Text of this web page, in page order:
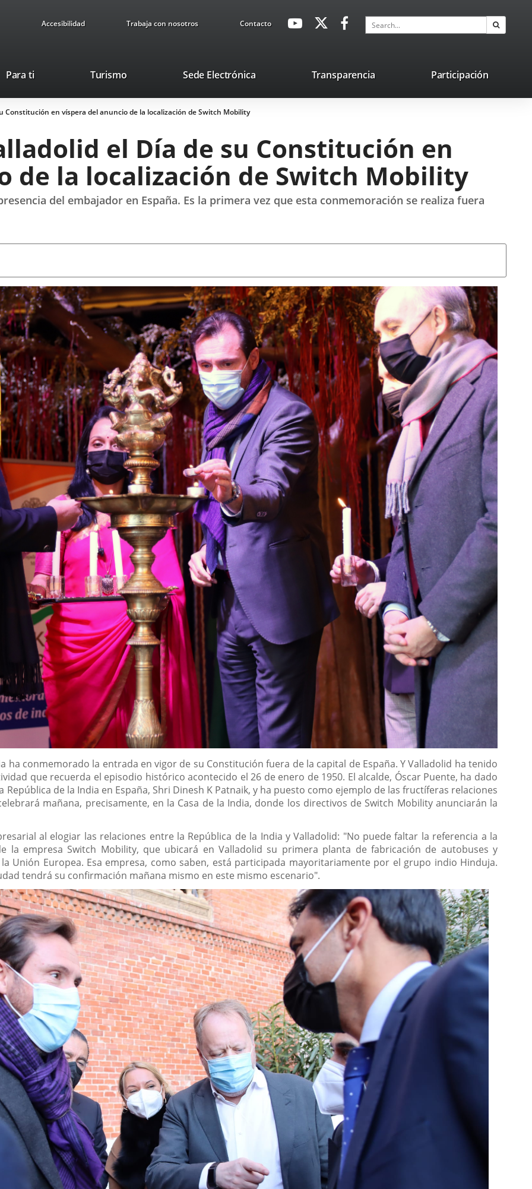
Accesibilidad Trabaja con nosotros ContactoavaHeaderSocial
Link
Link
application.
application.
Search
Para ti TurismoThis
will
open
a
pop-
window.
Sede ElectrónicaLink
external
Transparencia Participación
Constitución en víspera del anuncio de la localización de Switch Mobility
el Día de su Constitución en
de la localización de Switch Mobility
del embajador en España. Es la primera vez que esta conmemoración se realiza fuera
ha conmemorado la entrada en vigor de su Constitución fuera de la capital de España. Y Valladolid ha tenido
que recuerda el episodio histórico acontecido el 26 de enero de 1950. El alcalde, Óscar Puente, ha dado
de la India en España, Shri Dinesh K Patnaik, y ha puesto como ejemplo de las fructíferas relaciones
mañana, precisamente, en la Casa de la India, donde los directivos de Switch Mobility anunciarán la
al elogiar las relaciones entre la República de la India y Valladolid: "No puede faltar la referencia a la
la empresa Switch Mobility, que ubicará en Valladolid su primera planta de fabricación de autobuses y
Unión Europea. Esa empresa, como saben, está participada mayoritariamente por el grupo indio Hinduja.
tendrá su confirmación mañana mismo en este mismo escenario".